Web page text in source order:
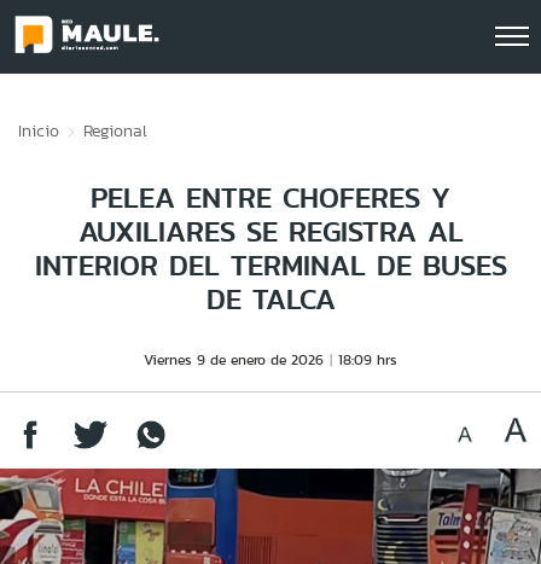
Inicio Regional
PELEA ENTRE CHOFERES Y
AUXILIARES SE REGISTRA AL
INTERIOR DEL TERMINAL DE BUSES
DE TALCA
Viernes 9 de enero de 2026 18:09 hrs